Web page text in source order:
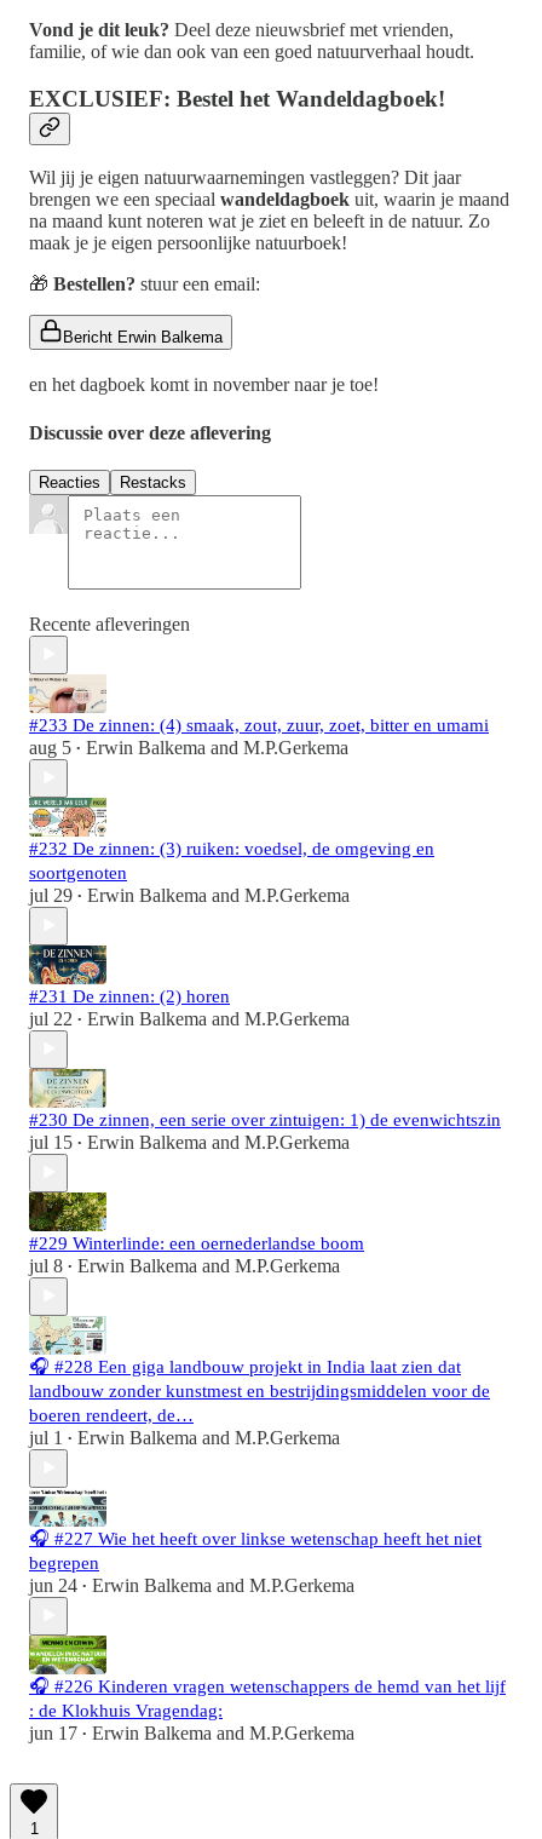
Vond je dit leuk? Deel deze nieuwsbrief met vrienden,
familie, of wie dan ook van een goed natuurverhaal houdt.
EXCLUSIEF: Bestel het Wandeldagboek!
Wil jij je eigen natuurwaarnemingen vastleggen? Dit jaar
brengen we een speciaal wandeldagboek uit, waarin je maand
na maand kunt noteren wat je ziet en beleeft in de natuur. Zo
maak je je eigen persoonlijke natuurboek!
🎁 Bestellen? stuur een email:
Bericht Erwin Balkema
en het dagboek komt in november naar je toe!
Discussie over deze aflevering
Reacties Restacks
Recente afleveringen
#233 De zinnen: (4) smaak, zout, zuur, zoet, bitter en umami
aug 5 • Erwin Balkema and M.P.Gerkema
#232 De zinnen: (3) ruiken: voedsel, de omgeving en
soortgenoten
jul 29 • Erwin Balkema and M.P.Gerkema
#231 De zinnen: (2) horen
jul 22 • Erwin Balkema and M.P.Gerkema
#230 De zinnen, een serie over zintuigen: 1) de evenwichtszin
jul 15 • Erwin Balkema and M.P.Gerkema
#229 Winterlinde: een oernederlandse boom
jul 8 • Erwin Balkema and M.P.Gerkema
🎧 #228 Een giga landbouw projekt in India laat zien dat
landbouw zonder kunstmest en bestrijdingsmiddelen voor de
boeren rendeert, de…
jul 1 • Erwin Balkema and M.P.Gerkema
🎧 #227 Wie het heeft over linkse wetenschap heeft het niet
begrepen
jun 24 • Erwin Balkema and M.P.Gerkema
🎧 #226 Kinderen vragen wetenschappers de hemd van het lijf
: de Klokhuis Vragendag:
jun 17 • Erwin Balkema and M.P.Gerkema
1